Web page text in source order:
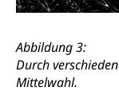
Abbildung 3:
Durch
Mittelwahl.